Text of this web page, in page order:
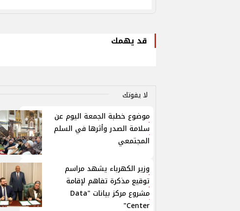
قد يهمك
لا يفوتك
موضوع خطبة الجمعة اليوم عن
سلامة الصدر وأثرها في السلم
المجتمعي
وزير الكهرباء يشهد مراسم
توقيع مذكرة تفاهم لإقامة
مشروع مركز بيانات "Data
Center"